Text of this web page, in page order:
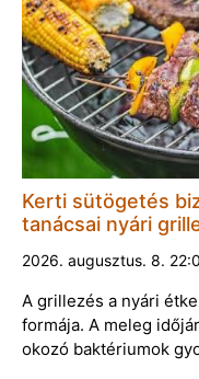
Kerti sütögetés
tanácsai nyári
2026. augusztus. 8.
A grillezés a nyári
formája. A meleg
okozó baktériumok